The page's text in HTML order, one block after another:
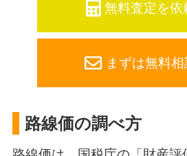
無料査定を依
まずは無料
路線価の調べ方